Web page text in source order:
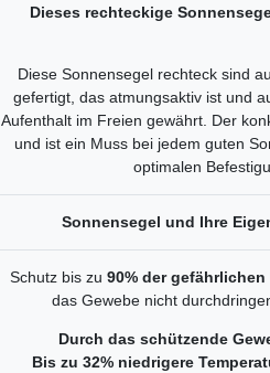
Dieses rechteckige
Diese Sonnensegel rechteck sind
gefertigt, das atmungsaktiv ist und
Aufenthalt im Freien gewährt. Der
und ist ein Muss bei jedem guten
optimalen
Sonnensegel und Ihre
Schutz bis zu 90% der gefährlichen
das Gewebe nicht
Durch das schützende
Bis zu 32% niedrigere